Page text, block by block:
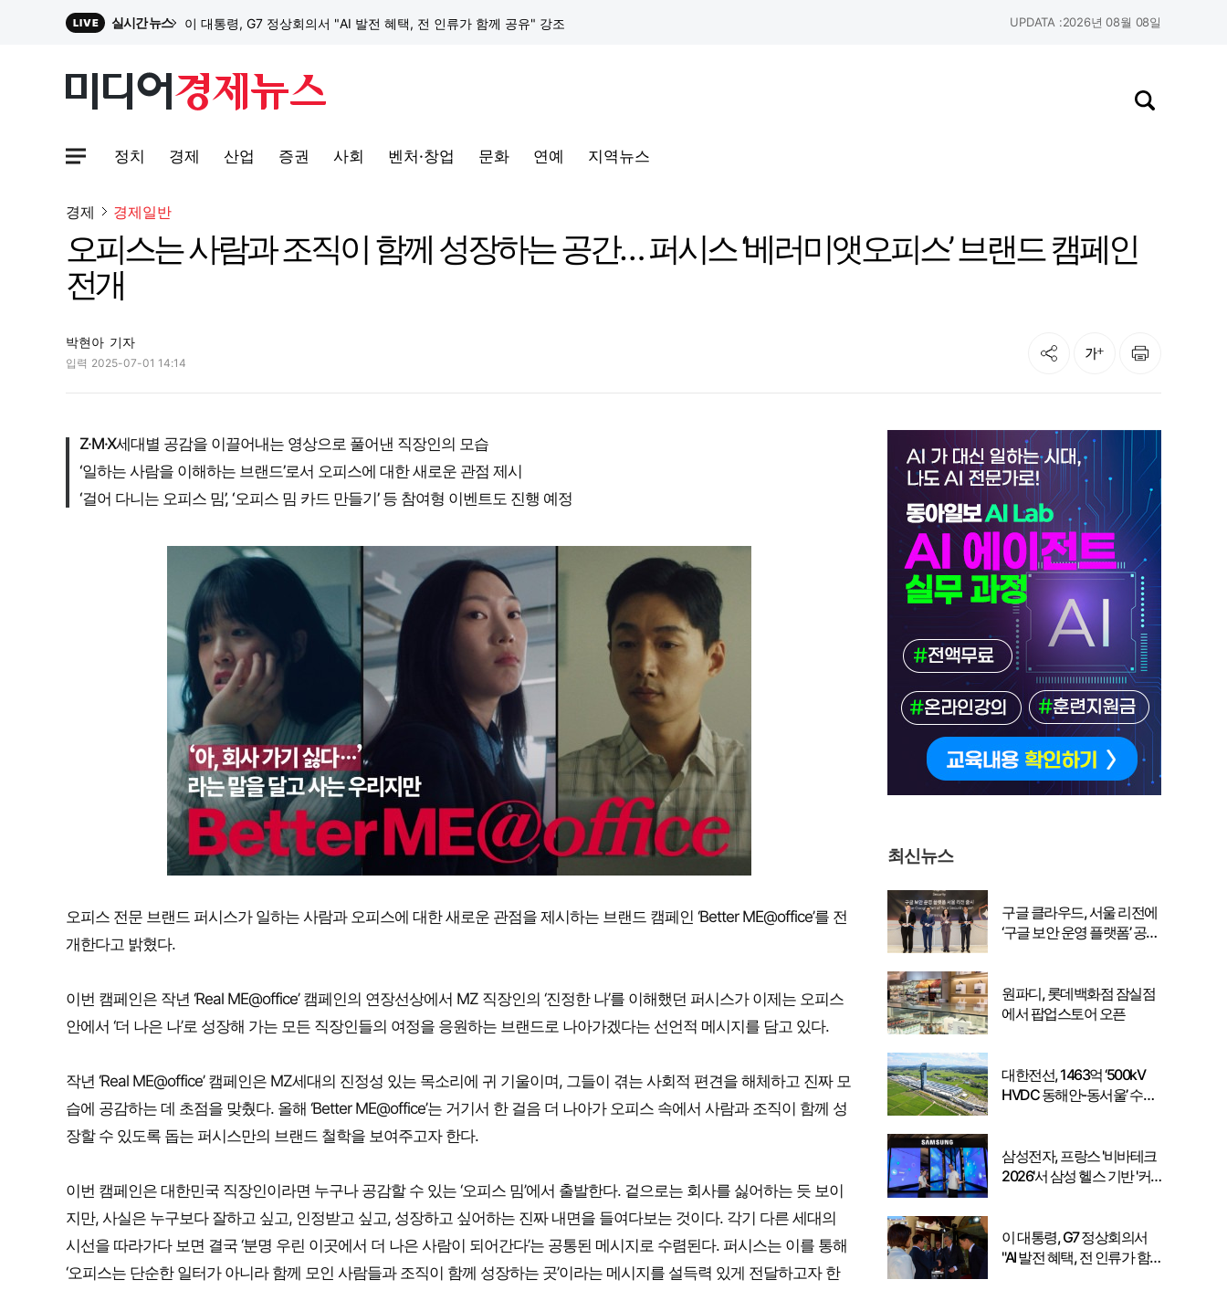
LIVE 실시간 뉴스 이 대통령, G7 정상회의서 "AI 발전 혜택, 전 인류가 함께 공유" 강조
원파디, 롯데백화점 잠실점에서 팝업스토어 오픈
대한전선, 1463억 ‘500kV HVDC 동해안-동서울’ 수주… 시장 확대 본격화
이 대통령, G7 정상회의서 "AI 발전 혜택, 전 인류가 함께 공유" 강조
UPDATA :2026년 08월 08일
사이트맵메뉴 열기
정치 경제 산업 증권 사회 벤처·창업 문화 연예 지역뉴스
검색창 열기
경제 경제일반
오피스는 사람과 조직이 함께 성장하는 공간… 퍼시스 ‘베러미앳오피스’ 브랜드 캠페인
전개
박현아 기자
입력 2025-07-01 14:14
공유 글자크기 인쇄
Z·M·X세대별 공감을 이끌어내는 영상으로 풀어낸 직장인의 모습
‘일하는 사람을 이해하는 브랜드’로서 오피스에 대한 새로운 관점 제시
‘걸어 다니는 오피스 밈’, ‘오피스 밈 카드 만들기’ 등 참여형 이벤트도 진행 예정
오피스 전문 브랜드 퍼시스가 일하는 사람과 오피스에 대한 새로운 관점을 제시하는 브랜드 캠페인 ‘Better ME@office’를 전
개한다고 밝혔다.
이번 캠페인은 작년 ‘Real ME@office’ 캠페인의 연장선상에서 MZ 직장인의 ‘진정한 나’를 이해했던 퍼시스가 이제는 오피스
안에서 ‘더 나은 나’로 성장해 가는 모든 직장인들의 여정을 응원하는 브랜드로 나아가겠다는 선언적 메시지를 담고 있다.
작년 ‘Real ME@office’ 캠페인은 MZ세대의 진정성 있는 목소리에 귀 기울이며, 그들이 겪는 사회적 편견을 해체하고 진짜 모
습에 공감하는 데 초점을 맞췄다. 올해 ‘Better ME@office’는 거기서 한 걸음 더 나아가 오피스 속에서 사람과 조직이 함께 성
장할 수 있도록 돕는 퍼시스만의 브랜드 철학을 보여주고자 한다.
이번 캠페인은 대한민국 직장인이라면 누구나 공감할 수 있는 ‘오피스 밈’에서 출발한다. 겉으로는 회사를 싫어하는 듯 보이
지만, 사실은 누구보다 잘하고 싶고, 인정받고 싶고, 성장하고 싶어하는 진짜 내면을 들여다보는 것이다. 각기 다른 세대의
시선을 따라가다 보면 결국 ‘분명 우린 이곳에서 더 나은 사람이 되어간다’는 공통된 메시지로 수렴된다. 퍼시스는 이를 통해
‘오피스는 단순한 일터가 아니라 함께 모인 사람들과 조직이 함께 성장하는 곳’이라는 메시지를 설득력 있게 전달하고자 한
최신뉴스
구글 클라우드, 서울 리전에
‘구글 보안 운영 플랫폼’ 공식
원파디, 롯데백화점 잠실점
에서 팝업스토어 오픈
대한전선, 1463억 ‘500kV
HVDC 동해안-동서울’ 수
삼성전자, 프랑스 '비바테크
2026'서 삼성 헬스 기반 '커
이 대통령, G7 정상회의서
"AI 발전 혜택, 전 인류가 함